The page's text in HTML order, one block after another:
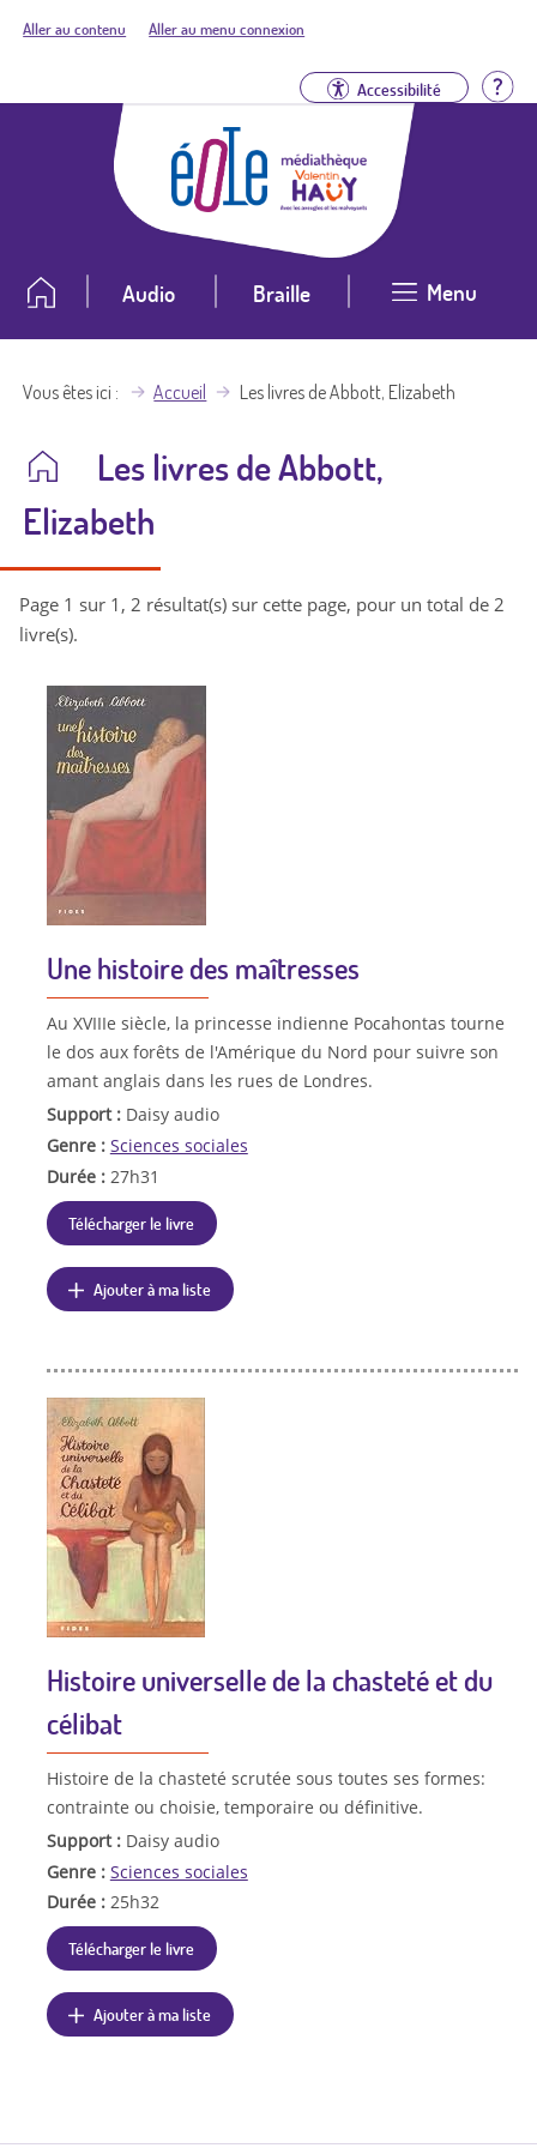
Aller au contenu Aller au menu connexion
Accessibilité
Audio Braille Menu
Vous êtes ici Accueil Les livres de Abbott, Elizabeth
Les livres de Abbott,
Elizabeth
Page 1 sur 1, 2 résultat(s) sur cette page, pour un total de 2
livre(s).
Une histoire des maîtresses
Au XVIIIe siècle, la princesse indienne Pocahontas tourne
le dos aux forêts de l'Amérique du Nord pour suivre son
amant anglais dans les rues de Londres.
Support : Daisy audio
Genre : Sciences sociales
Durée : 27h31
Télécharger le livre
Ajouter à ma liste
Histoire universelle de la chasteté et du
célibat
Histoire de la chasteté scrutée sous toutes ses formes:
contrainte ou choisie, temporaire ou définitive.
Support : Daisy audio
Genre : Sciences sociales
Durée : 25h32
Télécharger le livre
Ajouter à ma liste